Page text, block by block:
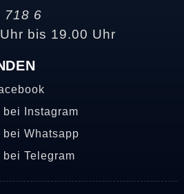
718 6
bis 19.00 Uhr
Instagram
Whatsapp
Telegram